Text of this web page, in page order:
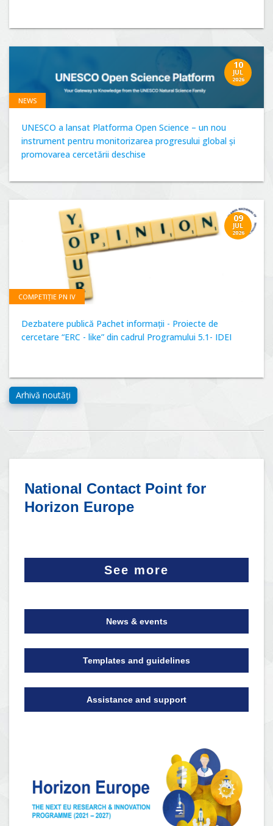
10
JUL
2026
NEWS
UNESCO a lansat Platforma Open Science – un nou
instrument pentru monitorizarea progresului global și
promovarea cercetării deschise
09
JUL
2026
COMPETIȚIE PN IV
Dezbatere publică Pachet informații - Proiecte de
cercetare “ERC - like” din cadrul Programului 5.1- IDEI
National Contact Point for
Horizon Europe
See more
News & events
Templates and guidelines
Assistance and support